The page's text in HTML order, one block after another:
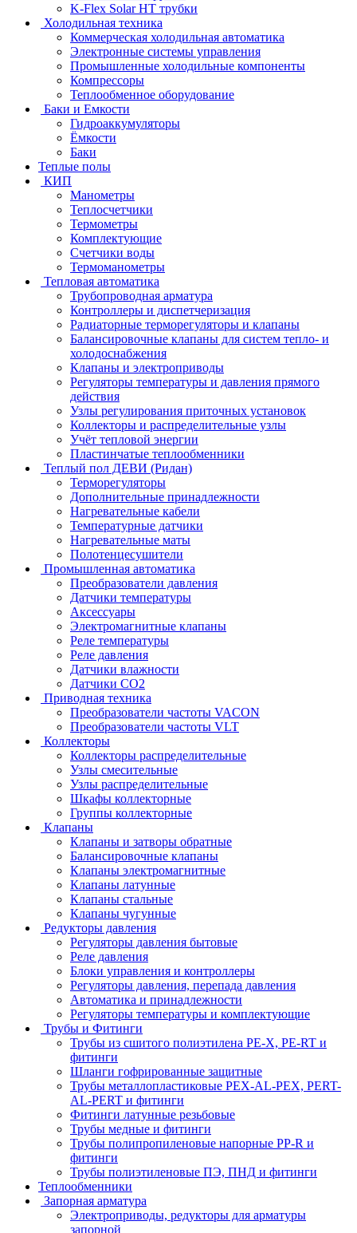
K-Flex Solar HT трубки
Холодильная техника
Коммерческая холодильная автоматика
Электронные системы управления
Промышленные холодильные компоненты
Компрессоры
Теплообменное оборудование
Баки и Емкости
Гидроаккумуляторы
Ёмкости
Баки
Теплые полы
КИП
Манометры
Теплосчетчики
Термометры
Комплектующие
Счетчики воды
Термоманометры
Тепловая автоматика
Трубопроводная арматура
Контроллеры и диспетчеризация
Радиаторные терморегуляторы и клапаны
Балансировочные клапаны для систем тепло- и
холодоснабжения
Клапаны и электроприводы
Регуляторы температуры и давления прямого
действия
Узлы регулирования приточных установок
Коллекторы и распределительные узлы
Учёт тепловой энергии
Пластинчатые теплообменники
Теплый пол ДЕВИ (Ридан)
Терморегуляторы
Дополнительные принадлежности
Нагревательные кабели
Температурные датчики
Нагревательные маты
Полотенцесушители
Промышленная автоматика
Преобразователи давления
Датчики температуры
Аксессуары
Электромагнитные клапаны
Реле температуры
Реле давления
Датчики влажности
Датчики CO2
Приводная техника
Преобразователи частоты VACON
Преобразователи частоты VLT
Коллекторы
Коллекторы распределительные
Узлы смесительные
Узлы распределительные
Шкафы коллекторные
Группы коллекторные
Клапаны
Клапаны и затворы обратные
Балансировочные клапаны
Клапаны электромагнитные
Клапаны латунные
Клапаны стальные
Клапаны чугунные
Редукторы давления
Регуляторы давления бытовые
Реле давления
Блоки управления и контроллеры
Регуляторы давления, перепада давления
Автоматика и принадлежности
Регуляторы температуры и комплектующие
Трубы и Фитинги
Трубы из сшитого полиэтилена PE-X, PE-RT и
фитинги
Шланги гофрированные защитные
Трубы металлопластиковые PEX-AL-PEX, PERT-
AL-PERT и фитинги
Фитинги латунные резьбовые
Трубы медные и фитинги
Трубы полипропиленовые напорные PP-R и
фитинги
Трубы полиэтиленовые ПЭ, ПНД и фитинги
Теплообменники
Запорная арматура
Электроприводы, редукторы для арматуры
запорной